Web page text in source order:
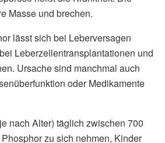
Masse und brechen.
lässt sich bei Leberversagen
Leberzellentransplantationen und
Ursache sind manchmal auch
oder Medikamente
nach Alter) täglich zwischen 700
zu sich nehmen, Kinder